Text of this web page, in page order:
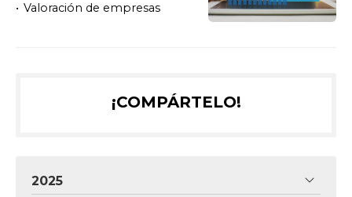
Valoración de empresas
¡COMPÁRTELO!
2025